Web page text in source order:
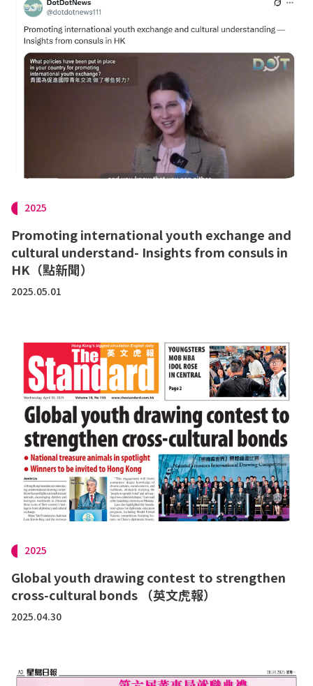
2025
Promoting international youth exchange and
cultural understand- Insights from consuls in
HK（點新聞）
2025.05.01
2025
Global youth drawing contest to strengthen
cross-cultural bonds （英文虎報）
2025.04.30